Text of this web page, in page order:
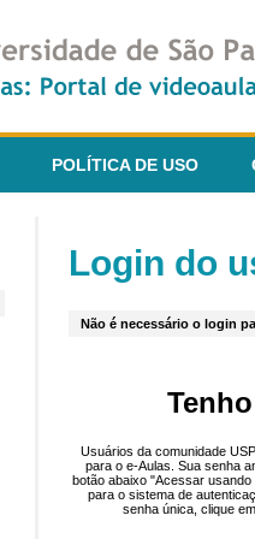
POLÍTICA DE USO
Login do
Não é necessário o login
Usuários da comunidade
para o e-Aulas. Sua senha
botão abaixo "Acessar
para o sistema de
senha única, clique